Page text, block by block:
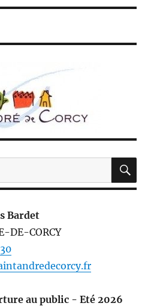
Bardet
DE-CORCY
au public - Eté 2026